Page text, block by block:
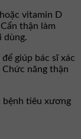
vitamin D
thận làm
dùng.
giúp bác sĩ xác
năng thận
bệnh tiêu xương